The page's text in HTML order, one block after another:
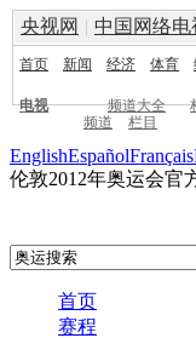
央视网 | 中国网络电
首页 新闻 经济 体育
电视 频道大全
频道
栏目
EnglishEspañolFrançais
伦敦2012年奥运会官
首页
赛程